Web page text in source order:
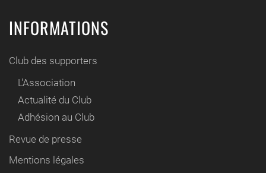
INFORMATIONS
Club des supporters
L'Association
Actualité du Club
Adhésion au Club
Revue de presse
Mentions légales